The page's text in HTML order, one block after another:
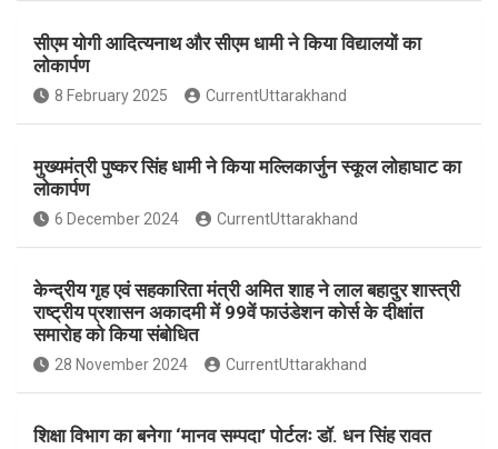
ce
b
o
o
k
s
A
p
p
ar
e
सीएम योगी आदित्यनाथ और सीएम धामी ने किया विद्यालयों का
लोकार्पण
8 February 2025 CurrentUttarakhand
मुख्यमंत्री पुष्कर सिंह धामी ने किया मल्लिकार्जुन स्कूल लोहाघाट का
लोकार्पण
6 December 2024 CurrentUttarakhand
केन्द्रीय गृह एवं सहकारिता मंत्री अमित शाह ने लाल बहादुर शास्त्री
राष्ट्रीय प्रशासन अकादमी में 99वें फाउंडेशन कोर्स के दीक्षांत
समारोह को किया संबोधित
28 November 2024 CurrentUttarakhand
शिक्षा विभाग का बनेगा ‘मानव सम्पदा’ पोर्टलः डॉ. धन सिंह रावत